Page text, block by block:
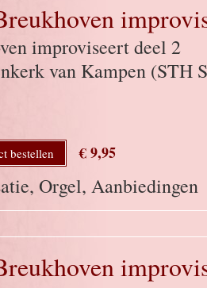
improviseert deel 2
van Kampen (STH
bestellen € 9,95
Orgel, Aanbiedingen